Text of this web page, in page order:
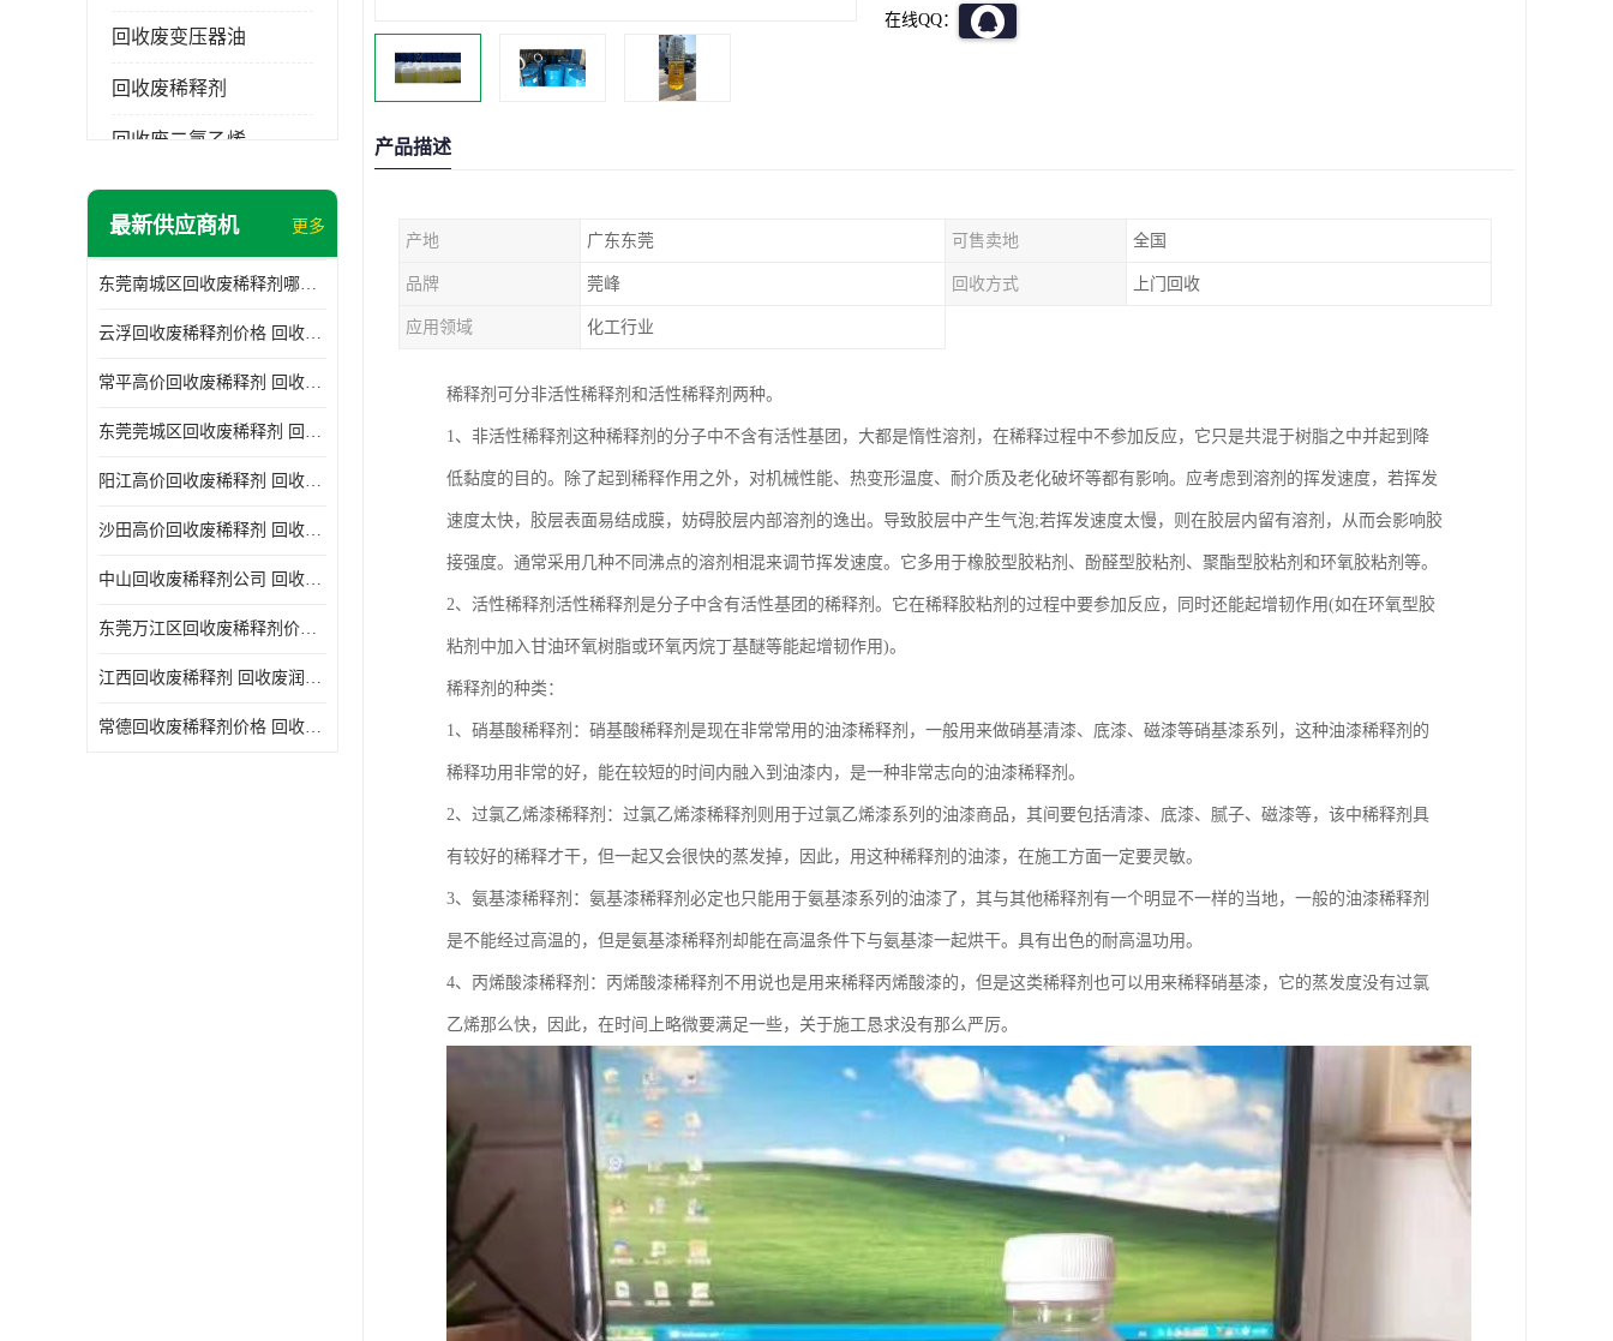
回收废变压器油
回收废稀释剂
回收废二氯乙烯
回收废清洗剂
回收废三氯乙烯
回收废清洗液
最新供应商机 更多
东莞南城区回收废稀释剂哪家好 回收废清洗剂
云浮回收废稀释剂价格 回收废润滑油
常平高价回收废稀释剂 回收废碳氢清洗剂
东莞莞城区回收废稀释剂 回收废食用油
阳江高价回收废稀释剂 回收废二氯甲烷
沙田高价回收废稀释剂 回收废机油
中山回收废稀释剂公司 回收废切削油
东莞万江区回收废稀释剂价格 回收废白电油
江西回收废稀释剂 回收废润滑油
常德回收废稀释剂价格 回收废清洗液
在线QQ：
产品描述
产地 广东东莞 可售卖地 全国
品牌 莞峰 回收方式 上门回收
应用领域 化工行业
稀释剂可分非活性稀释剂和活性稀释剂两种。
1、非活性稀释剂这种稀释剂的分子中不含有活性基团，大都是惰性溶剂，在稀释过程中不参加反应，它只是共混于树脂之中并起到降
低黏度的目的。除了起到稀释作用之外，对机械性能、热变形温度、耐介质及老化破坏等都有影响。应考虑到溶剂的挥发速度，若挥发
速度太快，胶层表面易结成膜，妨碍胶层内部溶剂的逸出。导致胶层中产生气泡;若挥发速度太慢，则在胶层内留有溶剂，从而会影响胶
接强度。通常采用几种不同沸点的溶剂相混来调节挥发速度。它多用于橡胶型胶粘剂、酚醛型胶粘剂、聚酯型胶粘剂和环氧胶粘剂等。
2、活性稀释剂活性稀释剂是分子中含有活性基团的稀释剂。它在稀释胶粘剂的过程中要参加反应，同时还能起增韧作用(如在环氧型胶
粘剂中加入甘油环氧树脂或环氧丙烷丁基醚等能起增韧作用)。
稀释剂的种类：
1、硝基酸稀释剂：硝基酸稀释剂是现在非常常用的油漆稀释剂，一般用来做硝基清漆、底漆、磁漆等硝基漆系列，这种油漆稀释剂的
稀释功用非常的好，能在较短的时间内融入到油漆内，是一种非常志向的油漆稀释剂。
2、过氯乙烯漆稀释剂：过氯乙烯漆稀释剂则用于过氯乙烯漆系列的油漆商品，其间要包括清漆、底漆、腻子、磁漆等，该中稀释剂具
有较好的稀释才干，但一起又会很快的蒸发掉，因此，用这种稀释剂的油漆，在施工方面一定要灵敏。
3、氨基漆稀释剂：氨基漆稀释剂必定也只能用于氨基漆系列的油漆了，其与其他稀释剂有一个明显不一样的当地，一般的油漆稀释剂
是不能经过高温的，但是氨基漆稀释剂却能在高温条件下与氨基漆一起烘干。具有出色的耐高温功用。
4、丙烯酸漆稀释剂：丙烯酸漆稀释剂不用说也是用来稀释丙烯酸漆的，但是这类稀释剂也可以用来稀释硝基漆，它的蒸发度没有过氯
乙烯那么快，因此，在时间上略微要满足一些，关于施工恳求没有那么严厉。